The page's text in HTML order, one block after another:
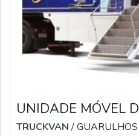
UNIDADE MÓVEL
TRUCKVAN/